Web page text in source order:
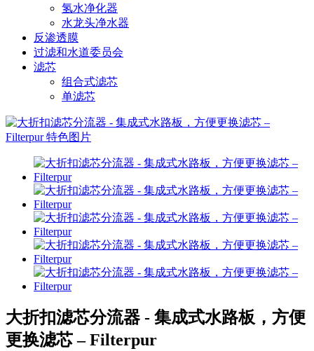
氢水净化器
水龙头净水器
反渗透膜
过滤和水道委员会
滤芯
组合式滤芯
单滤芯
大折扣滤芯分流器 - 集成式水路板，方便
更换滤芯 – Filterpur